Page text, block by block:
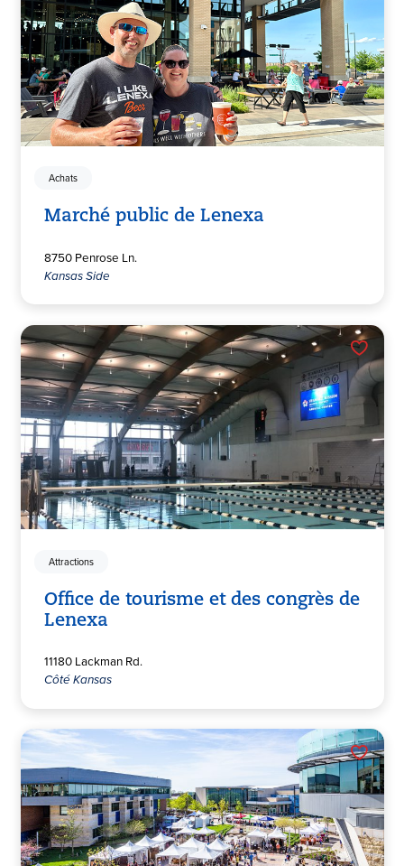
Achats
Marché public de Lenexa
8750 Penrose Ln.
Kansas Side
Attractions
Office de tourisme et des congrès de
Lenexa
11180 Lackman Rd.
Côté Kansas